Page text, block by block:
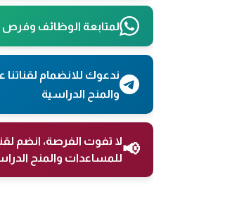
لمتابعة الوظائف وفرص
ندعوك للانضمام لقناتنا
والمنح الدراسية
📢لا تفوت الفرصة، انضم
للمساعدات والمنح